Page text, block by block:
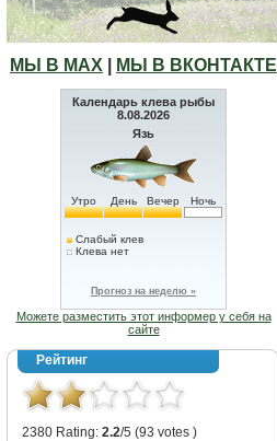
МЫ В МАХ МЫ В ВКОНТАКТЕ
Календарь клева рыбы
8.08.2026
Язь
Утро День Вечер Ночь
Слабый клев
Клева нет
Прогноз на неделю »
Можете разместить этот информер у себя на
сайте
Рейтинг
2380 Rating: 2.2/5 (93 votes )